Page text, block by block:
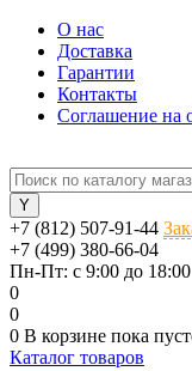
О нас
Доставка
Гарантии
Контакты
Соглашение на
+7 (812) 507-91-44
+7 (499) 380-66-04
Пн-Пт: с 9:00 до 18:00
0
0
0 В корзине пока
Каталог товаров